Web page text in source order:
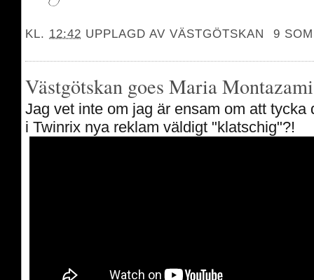
KL. 12:42 UPPLAGD AVVÄSTGÖTSKAN 9
Västgötskan goes Maria
Jag vet inte om jag är ensam om att tycka
i Twinrix nya reklam väldigt "klatschig"?!